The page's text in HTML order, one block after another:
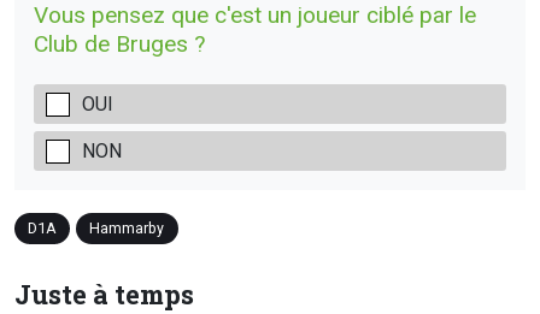
Vous pensez que c'est un joueur ciblé par le
Club de Bruges ?
OUI
NON
D1A Hammarby
Juste à temps